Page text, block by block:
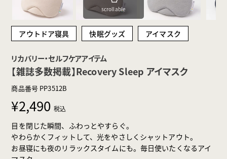
scrollable
アウトドア寝具 快眠グッズ アイマスク
リカバリー・セルフケアアイテム
【雑誌多数掲載】Recovery Sleep アイマスク
商品番号 PP3512B
¥2,490 税込
目を閉じた瞬間、ふわっとやすらぐ。
やわらかくフィットして、光をやさしくシャットアウト。
お昼寝にも夜のリラックスタイムにも。毎日使いたくなるアイ